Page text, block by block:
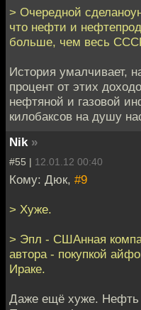
> Очередной
что нефти и
больше, чем весь
История умалчивает,
процент от этих
нефтяной и газовой
килобаксов на душу
Nik »
#55 | 12.01.12 00:40
Кому: Дюк, #9
> Хуже.
> Эпл - СШАнная
автора - покупкой
Ираке.
Даже ещё хуже. Нефть